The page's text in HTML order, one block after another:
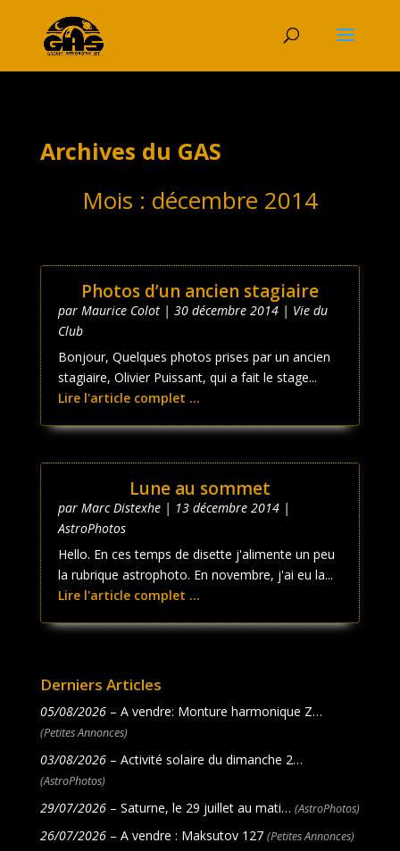
Archives du GAS
Mois : décembre 2014
Photos d’un ancien stagiaire
par Maurice Colot| 30 décembre 2014| Vie du
Club
Bonjour, Quelques photos prises par un ancien
stagiaire, Olivier Puissant, qui a fait le stage...
Lire l'article complet ...
Lune au sommet
par Marc Distexhe| 13 décembre 2014|
AstroPhotos
Hello. En ces temps de disette j'alimente un peu
la rubrique astrophoto. En novembre, j'ai eu la...
Lire l'article complet ...
Derniers Articles
05/08/2026– A vendre: Monture harmonique Z…
(Petites Annonces)
03/08/2026– Activité solaire du dimanche 2…
(AstroPhotos)
29/07/2026– Saturne, le 29 juillet au mati… (AstroPhotos)
26/07/2026– A vendre : Maksutov 127 (Petites Annonces)